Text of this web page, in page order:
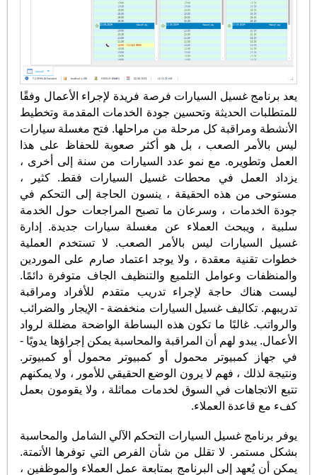
يعد برنامج غسيل السيارات فرصة فريدة لإجراء الأعمال وفقًا
للمتطلبات الحديثة وتحسين جودة الخدمات المقدمة وتخطيط
الأنشطة ومراقبة كل مرحلة من مراحلها. فتح مغسلة سيارات
ليس بالأمر الصعب ، بل هو أكثر صعوبة للحفاظ على هذا
العمل وتطويره. مع نمو عدد السيارات من سنة إلى أخرى ،
يزداد العمل في محطات غسيل السيارات فقط. كثير ،
مستوحى من هذه الحقيقة ، ينسون الحاجة إلى التحكم في
جودة الخدمات ، وسرعان ما تصبح المراجعات حول الخدمة
سلبية ، ويبحث العملاء عن مغسلة سيارات جديدة. إدارة
غسيل السيارات ليس بالأمر الصعب. لا تستخدم العملية
خطوات تقنية معقدة ، ولا يوجد اعتماد صارم على الموردين
والمنظفات وعوامل التلميع والتنظيف الجاف متوفرة دائمًا.
ليست هناك حاجة لإجراء تدريب متقدم للأفراد ومراقبة
تدريبهم. تكاليف غسيل السيارات منخفضة - الإيجار والضرائب
والرواتب. غالبًا ما تكون هذه البساطة الواضحة مضللة لرواد
الأعمال. يبدو لهم أن المراقبة والمحاسبة يمكن إجراؤها يدويًا -
في جهاز كمبيوتر محمول أو كمبيوتر محمول أو كمبيوتر.
ونتيجة لذلك ، فهم لا يرون الوضع الحقيقي للأمور ، ولا يمكنهم
تتبع الاتجاهات في السوق لخدمات مماثلة ، ولا يقومون بعمل
كفء مع قاعدة العملاء.
يوفر برنامج غسيل السيارات التحكم الآلي الشامل والمحاسبة
بشكل مستمر. لا تقلل من شأن الفرص التي توفرها الأتمتة.
يمكن أن يُعهد إلى البرنامج بمتابعة عمل العملاء والموظفين ،